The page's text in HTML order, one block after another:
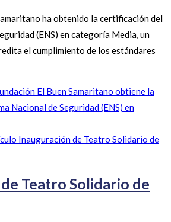
ha obtenido la certificación del
(ENS) en categoría Media, un
el cumplimiento de los estándares
El Buen Samaritano obtiene la
Nacional de Seguridad (ENS) en
Teatro Solidario de